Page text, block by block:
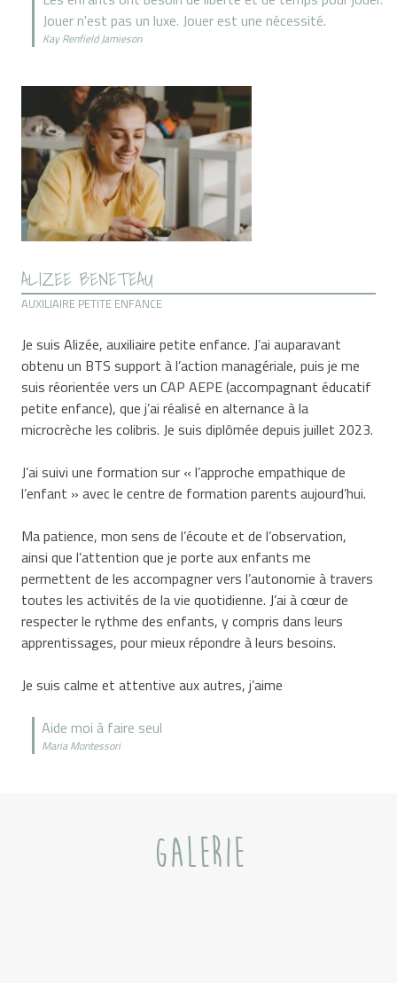
Jouer n'est pas un luxe. Jouer est une nécessité.
Kay Renfield Jamieson
ALIZEE BENETEAU
AUXILIAIRE PETITE ENFANCE
Je suis Alizée, auxiliaire petite enfance. J’ai auparavant
obtenu un BTS support à l’action managériale, puis je me
suis réorientée vers un CAP AEPE (accompagnant éducatif
petite enfance), que j’ai réalisé en alternance à la
microcrèche les colibris. Je suis diplômée depuis juillet 2023.
J’ai suivi une formation sur « l’approche empathique de
l’enfant » avec le centre de formation parents aujourd’hui.
Ma patience, mon sens de l’écoute et de l’observation,
ainsi que l’attention que je porte aux enfants me
permettent de les accompagner vers l’autonomie à travers
toutes les activités de la vie quotidienne. J’ai à cœur de
respecter le rythme des enfants, y compris dans leurs
apprentissages, pour mieux répondre à leurs besoins.
Je suis calme et attentive aux autres, j’aime
Aide moi à faire seul
Maria Montessori
GALERIE